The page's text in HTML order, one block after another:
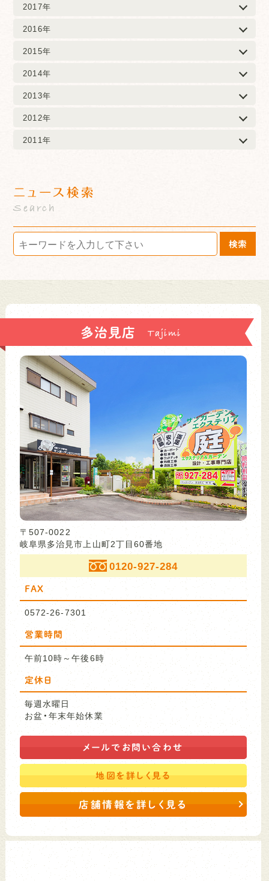
2017年
2016年
2015年
2014年
2013年
2012年
2011年
ニュース検索
Search
検索
多治見店
〒507-0022
岐阜県多治見市上山町2丁目60番地
0120-927-284
FAX
0572-26-7301
営業時間
午前10時～午後6時
定休日
毎週水曜日
お盆・年末年始休業
メールで お問い合わせ
地図を詳しく見る
店舗情報を詳しく見る